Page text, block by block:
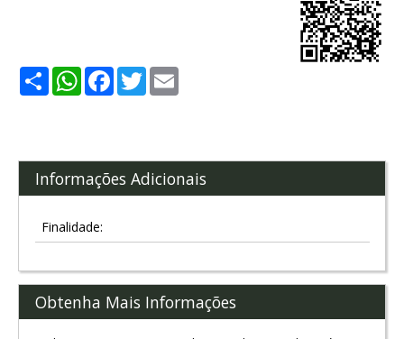
ShareWhatsApp
Facebook
Twitter
Informações Adicionais
Finalidade:
Obtenha Mais Informações